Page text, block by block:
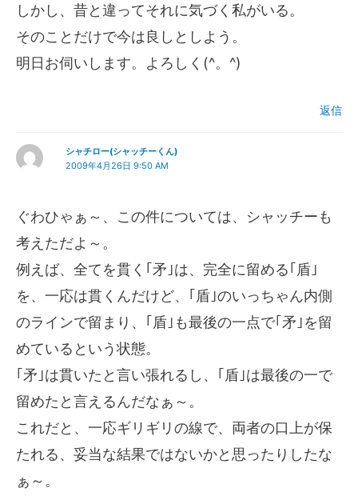
しかし、昔と違ってそれに気づく私がいる。
そのことだけで今は良しとしよう。
明日お伺いします。よろしく(^。^)
返信
シャチロー(シャッチーくん)
2009年4月26日 9:50 AM
ぐわひゃぁ～、この件については、シャッチーも
考えただよ～。
例えば、全てを貫く｢矛｣は、完全に留める｢盾｣
を、一応は貫くんだけど、｢盾｣のいっちゃん内側
のラインで留まり、｢盾｣も最後の一点で｢矛｣を留
めているという状態。
｢矛｣は貫いたと言い張れるし、｢盾｣は最後の一で
留めたと言えるんだなぁ～。
これだと、一応ギリギリの線で、両者の口上が保
たれる、妥当な結果ではないかと思ったりしたな
ぁ～。